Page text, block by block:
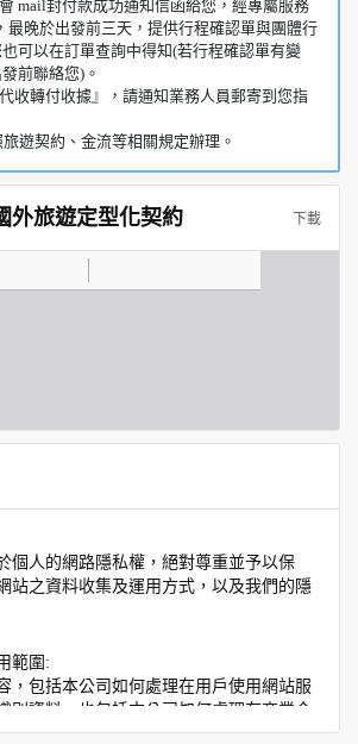
mail封付款成功通知信函給您，經專屬服務
最晚於出發前三天，提供行程確認單與團體行
可以在訂單查詢中得知(若行程確認單有變
前聯絡您)。
收轉付收據』，請通知業務人員郵寄到您指
遊契約、金流等相關規定辦理。
外旅遊定型化契約 下載
個人的網路隱私權，絕對尊重並予以保
站之資料收集及運用方式，以及我們的隱
範圍:
，包括本公司如何處理在用戶使用網站服
別資料，也包括本公司如何處理在商業合
享的任何身份識別資料。隱私權保護政策